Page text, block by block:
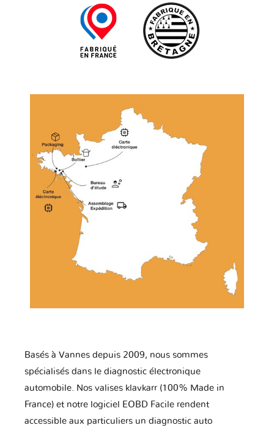
Basés à Vannes depuis 2009, nous sommes
spécialisés dans le diagnostic électronique
automobile. Nos valises klavkarr (100% Made in
France) et notre logiciel EOBD Facile rendent
accessible aux particuliers un diagnostic auto